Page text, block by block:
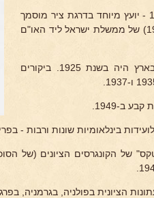
החל משנת 1962 - יועץ מיוחד בדרגת ציר מוסמך
(החל משנת 1959) של ממשלת ישראל ליד האו"ם
ביקורו הראשון בארץ היה בשנת 1925. ביקורים
ב-1949.
בינלאומיות שונות ורבות -
הציונית בפולניה, בגרמניה, בפרג